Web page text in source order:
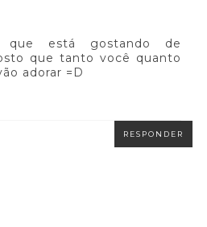
que está gostando de
que tanto você quanto
adorar =D
RESPONDER